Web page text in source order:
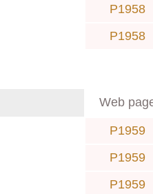
P1958
P1958
Web
P1959
P1959
P1959